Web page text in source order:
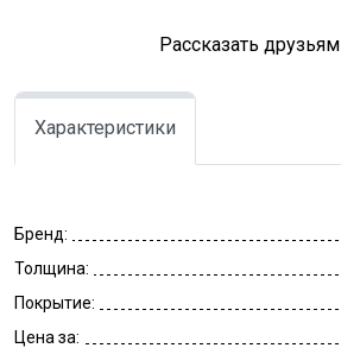
Рассказать друзьям
Характеристики
Бренд:
Толщина:
Покрытие:
Цена за: